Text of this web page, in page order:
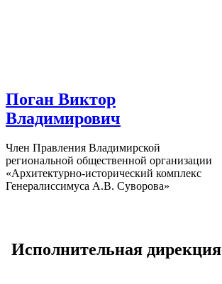
Поган Виктор
Владимирович
Член Правления Владимирской
региональной общественной организации
«Архитектурно-исторический комплекс
Генералиссимуса А.В. Суворова»
Исполнительная дирекция